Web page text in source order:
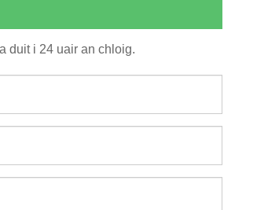
duit i 24 uair an chloig.